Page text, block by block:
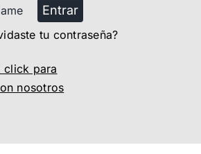
Entrar
tu contraseña?
click para
nosotros